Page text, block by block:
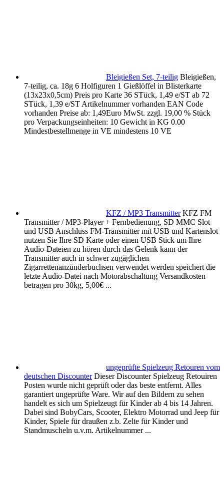
Bleigießen Set, 7-teilig Bleigießen,
7-teilig, ca. 18g 6 Holfiguren 1 Gießlöffel in Blisterkarte
(13x23x0,5cm) Preis pro Karte 36 STück, 1,49 e/ST ab 72
STück, 1,39 e/ST Artikelnummer vorhanden EAN Code
vorhanden Preise ab: 1,49Euro MwSt. zzgl. 19,00 % Stück
pro Verpackungseinheiten: 10 Gewicht in KG 0.00
Mindestbestellmenge in VE mindestens 10 VE
KFZ / MP3 Transmitter KFZ FM
Transmitter / MP3-Player + Fernbedienung, SD MMC Slot
und USB Anschluss FM-Transmitter mit USB und Kartenslot
nutzen Sie Ihre SD Karte oder einen USB Stick um Ihre
Audio-Dateien zu hören durch das Gelenk kann der
Transmitter auch in schwer zugäglichen
Zigarrettenanzünderbuchsen verwendet werden speichert die
letzte Audio-Datei nach Motorabschaltung Versandkosten
betragen pro 30kg, 5,00€ ...
ungeprüfte Spielzeug Retouren vom
deutschen Discounter Dieser Discounter Spielzeug Retouiren
Posten wurde nicht geprüft oder das beste entfernt. Alles
garantiert ungeprüfte Ware. Wir auf den Bildern zu sehen
handelt es sich um Spielzeugt für Kinder ab 4 bis 14 Jahren.
Dabei sind BobyCars, Scooter, Elektro Motorrad und Jeep für
Kinder, Spiele für draußen z.b. Zelte für Kinder und
Standmuscheln u.v.m. Artikelnummer ...